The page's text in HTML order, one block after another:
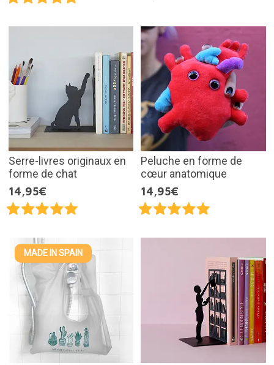
Serre-livres originaux en
forme de chat
14,95€
Peluche en forme de
cœur anatomique
14,95€
MADE IN SPAIN